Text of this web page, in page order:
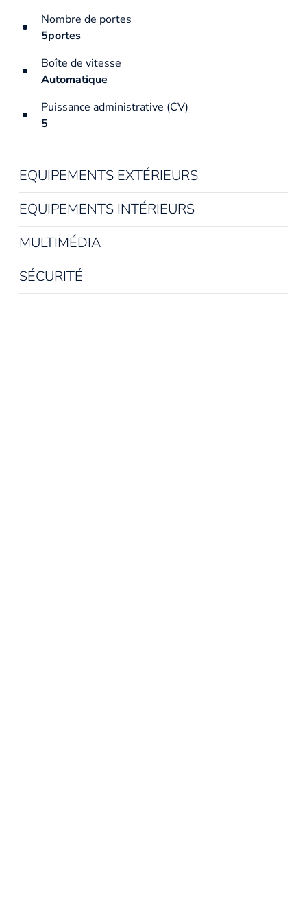
Nombre de portes
5portes
Boîte de vitesse
Automatique
Puissance administrative (CV)
5
EQUIPEMENTS EXTÉRIEURS
EQUIPEMENTS INTÉRIEURS
MULTIMÉDIA
SÉCURITÉ